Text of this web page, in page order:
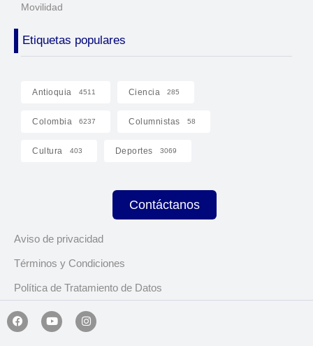
Movilidad
Etiquetas populares
Antioquia 4511 Ciencia 285
Colombia 6237 Columnistas 58
Cultura 403 Deportes 3069
Contáctanos
Aviso de privacidad
Términos y Condiciones
Política de Tratamiento de Datos